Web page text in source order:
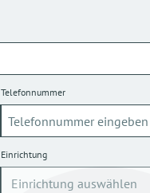
Telefonnummer
Einrichtung